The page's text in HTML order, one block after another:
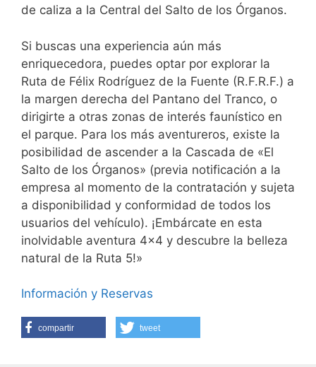
de caliza a la Central del Salto de los Órganos.
Si buscas una experiencia aún más
enriquecedora, puedes optar por explorar la
Ruta de Félix Rodríguez de la Fuente (R.F.R.F.) a
la margen derecha del Pantano del Tranco, o
dirigirte a otras zonas de interés faunístico en
el parque. Para los más aventureros, existe la
posibilidad de ascender a la Cascada de «El
Salto de los Órganos» (previa notificación a la
empresa al momento de la contratación y sujeta
a disponibilidad y conformidad de todos los
usuarios del vehículo). ¡Embárcate en esta
inolvidable aventura 4×4 y descubre la belleza
natural de la Ruta 5!»
Información y Reservas
compartir tweet